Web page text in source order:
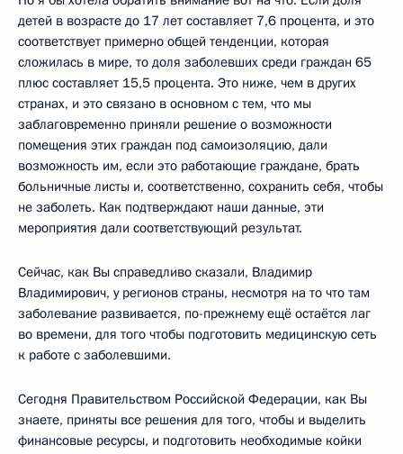
детей в возрасте до 17 лет составляет 7,6 процента, и это
соответствует примерно общей тенденции, которая
сложилась в мире, то доля заболевших среди граждан 65
плюс составляет 15,5 процента. Это ниже, чем в других
странах, и это связано в основном с тем, что мы
заблаговременно приняли решение о возможности
помещения этих граждан под самоизоляцию, дали
возможность им, если это работающие граждане, брать
больничные листы и, соответственно, сохранить себя, чтобы
не заболеть. Как подтверждают наши данные, эти
мероприятия дали соответствующий результат.
Сейчас, как Вы справедливо сказали, Владимир
Владимирович, у регионов страны, несмотря на то что там
заболевание развивается, по-прежнему ещё остаётся лаг
во времени, для того чтобы подготовить медицинскую сеть
к работе с заболевшими.
Сегодня Правительством Российской Федерации, как Вы
знаете, приняты все решения для того, чтобы и выделить
финансовые ресурсы, и подготовить необходимые койки